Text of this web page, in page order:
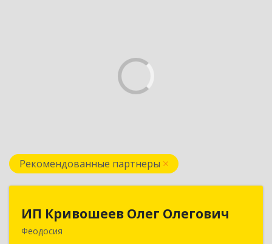
Рекомендованные партнеры
ИП Кривошеев Олег Олегович
Феодосия